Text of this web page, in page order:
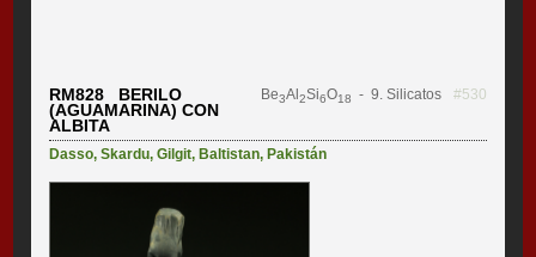
RM828 BERILO
(AGUAMARINA) CON
ALBITA
Be3Al 2Si6O18 - 9. Silicatos #530
Dasso,Skardu,Gilgit, Baltistan, Pakistán